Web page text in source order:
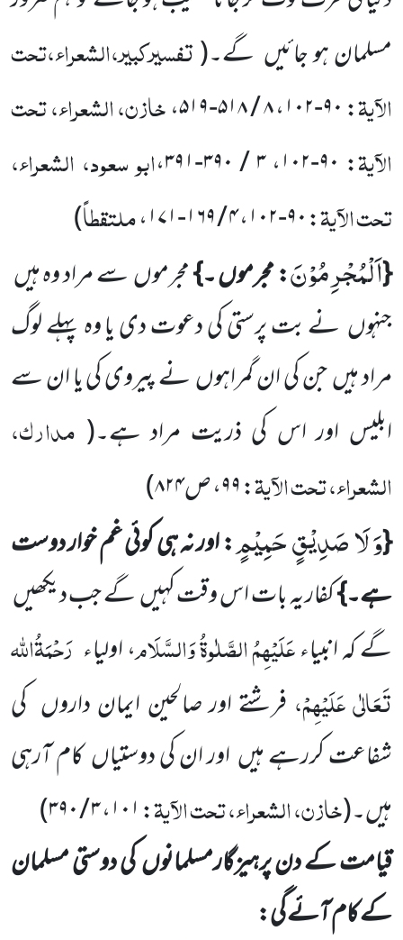
مسلمان ہو جائیں گے۔(تفسیرکبیر،الشعراء،تحت
الآیۃ:۹۰-۱۰۲ ،۸ / ۵۱۸-۵۱۹ ،خازن، الشعراء، تحت
الآیۃ: ۹۰-۱۰۲ ،۳ / ۳۹۰-۳۹۱ ،ابو سعود، الشعراء،
تحت الآیۃ:۹۰-۱۰۲ ،۴ / ۱۶۹-۱۷۱ ،ملتقطاً)
{اَلْمُجْرِمُوْنَ: مجرموں ۔}مجرموںسے مراد وہ ہیں
جنہوں نے بت پرستی کی دعوت دی یا وہ پہلے لوگ
مراد ہیںجن کی ان گمراہوںنے پیروی کی یا ان سے
ابلیس اور اس کی ذریت مراد ہے۔( مدارک،
الشعراء، تحت الآیۃ:۹۹، ص۸۲۴)
{وَ لَا صَدِیْقٍ حَمِیْمٍ: اور نہ ہی کوئی غم خوار دوست
ہے۔}کفار یہ بات اس وقت کہیںگے جب دیکھیں
گے کہ انبیاءعَلَیْہِمُالصَّلٰوۃُ وَالسَّلَام،اولیاء رَحْمَۃُاللہ
تَعَالٰی عَلَیْہِمْ، فرشتے اور صالحین ایمان داروں کی
شفاعت کررہے ہیںاور ان کیدوستیاںکام آرہی
ہیں۔(خازن، الشعراء، تحت الآیۃ:۱۰۱،۳ / ۳۹۰
)
قیامت کے دن پرہیزگارمسلمانوںکی دوستی مسلمان
کے کام آئے گی: